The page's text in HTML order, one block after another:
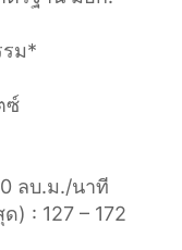
ม*
ซ์
ลบ.ม./นาที
) : 127 – 172